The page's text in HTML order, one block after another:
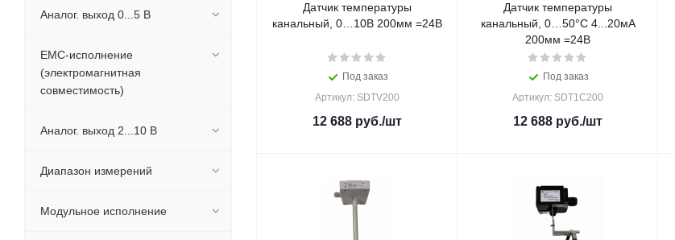
Датчик температуры
канальный, 0…10В 200мм =24В
Под заказ
Артикул: SDTV200
12 688 руб./шт
Датчик температуры
канальный, 0…50°С 4...20мА
200мм =24В
Под заказ
Артикул: SDT1C200
12 688 руб./шт
Аналог. выход 0...5 В
EMC-исполнение
(электромагнитная
совместимость)
Аналог. выход 2...10 В
Диапазон измерений
Модульное исполнение